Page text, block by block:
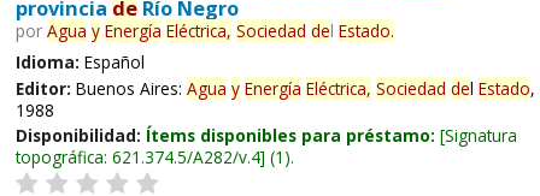
provincia deRío Negro
por Agua y Energía Eléctrica, Sociedad del Estado.
Idioma: Español
Editor: Buenos Aires: Agua y Energía Eléctrica, Sociedad del Estado,
1988
Disponibilidad: Ítems disponibles para préstamo: Signatura
topográfica: 621.374.5/A282/v.4 (1).